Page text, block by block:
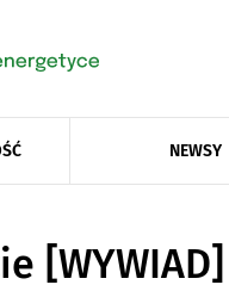
NEWSY
[WYWIAD]